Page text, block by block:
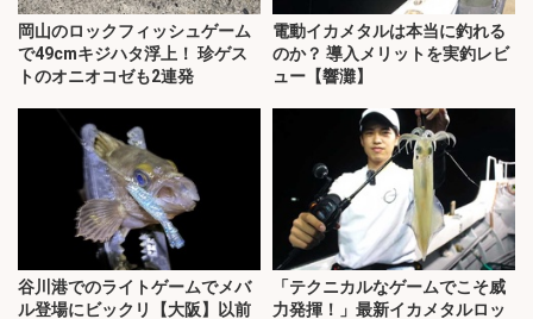
岡山のロックフィッシュゲーム
で49cmキジハタ浮上！ 珍ゲス
トのオニオコゼも2連発
電動イカメタルは本当に釣れる
のか？ 導入メリットを実釣レビ
ュー【響灘】
谷川港でのライトゲームでメバ
ル登場にビックリ【大阪】以前
「テクニカルなゲームでこそ威
力発揮！」最新イカメタルロッ